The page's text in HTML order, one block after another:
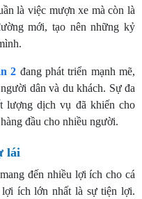
là việc mượn xe mà còn là
mới, tạo nên những kỷ
2 đang phát triển mạnh mẽ,
dân và du khách. Sự đa
lượng dịch vụ đã khiến cho
đầu cho nhiều người.
lái
mang đến nhiều lợi ích cho cá
ích lớn nhất là sự tiện lợi.